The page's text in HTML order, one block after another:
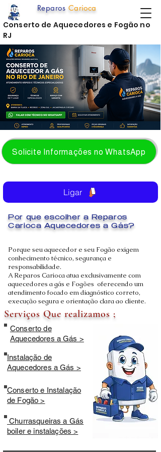
Solicite Informações no WhatsApp
Porque seu aquecedor e seu Fogão exigem
conhecimento técnico, segurança e
responsabilidade.
A Reparos Carioca atua exclusivamente com
aquecedores a gás e Fogões oferecendo um
atendimento focado em diagnóstico correto,
execução segura e orientação clara ao cliente.
Reparos Carioca
Por que escolher a Reparos
Carioca Aquecedores a Gás?
Serviços Que realizamos ;
Conserto de
Aquecedores a Gás >
Instalação de
Aquecedores a Gás >
Conserto e Instalação
de Fogão >
Churrasqueiras a Gás
boiler e instalações >
Ligar
Conserto de Aquecedores e Fogão no
RJ